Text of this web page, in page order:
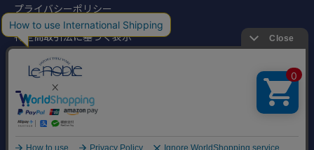
プライバシーポリシー
特定商取引法に基づく表示